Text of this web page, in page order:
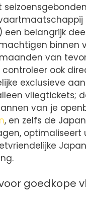
een belangrijk
binnen
van
ook
exclusieve
vliegtickets;
van je
, en zelfs de
optimaliseert
goedkope